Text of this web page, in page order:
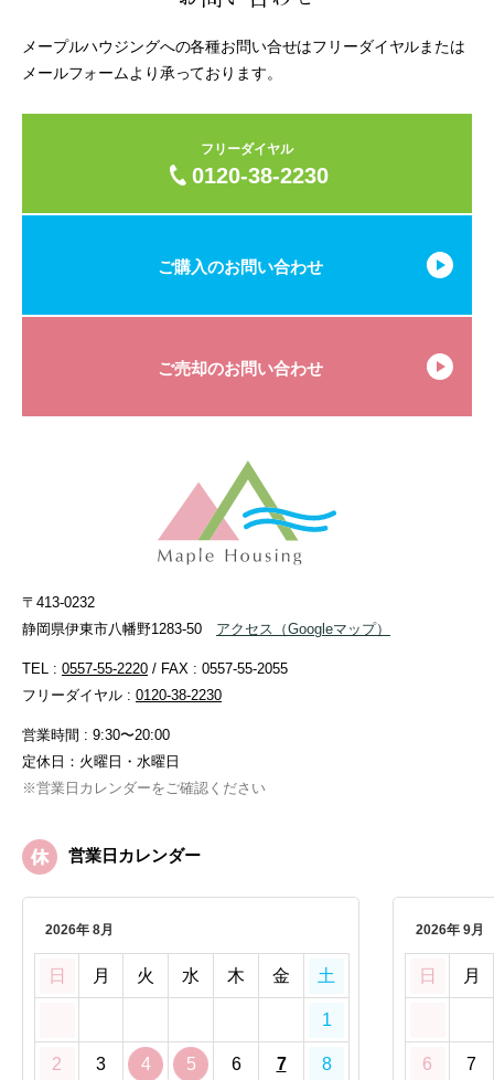
メープルハウジングへの各種お問い合せはフリーダイヤルまたは
メールフォームより承っております。
フリーダイヤル
0120-38-2230
ご購入のお問い合わせ
ご売却のお問い合わせ
〒413-0232
静岡県伊東市八幡野1283-50
アクセス （Googleマップ）
TEL : 0557-55-2220 / FAX : 0557-55-2055
フリーダイヤル : 0120-38-2230
営業時間 : 9:30〜20:00
定休日：火曜日・水曜日
※営業日カレンダーをご確認ください
営業日カレンダー
2026年 8月
日 月 火 水 木 金 土
1
2 3 4 5 6 7 8
2026年 9月
日 月
6 7